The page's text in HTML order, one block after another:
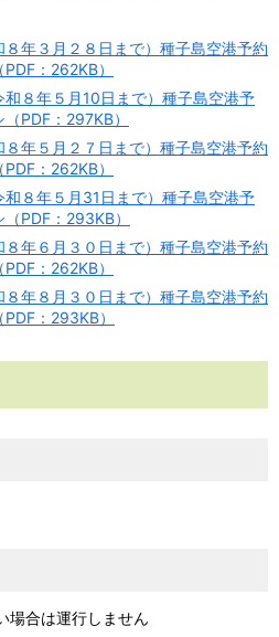
８年３月２８日まで）種子島空港予約
：262KB）
和８年５月10日まで）種子島空港予
PDF：297KB）
８年５月２７日まで）種子島空港予約
：262KB）
和８年５月31日まで）種子島空港予
PDF：293KB）
８年６月３０日まで）種子島空港予約
：262KB）
８年８月３０日まで）種子島空港予約
：293KB）
場合は運行しません